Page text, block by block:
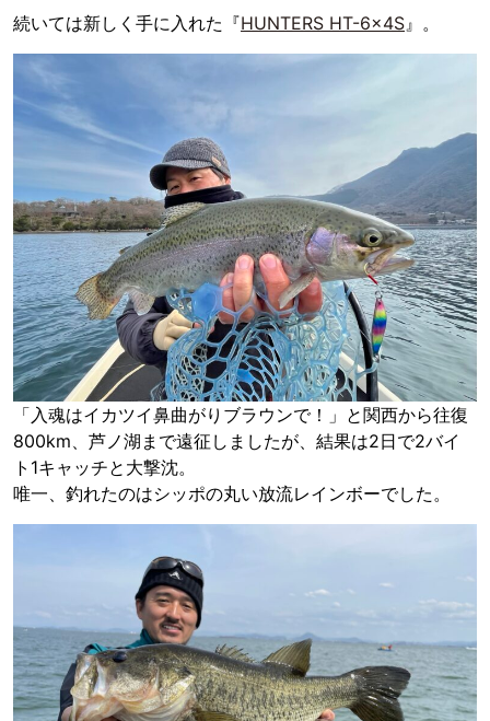
続いては新しく手に入れた『HUNTERS HT-6x4S』。
「入魂はイカツイ鼻曲がりブラウンで！」と関西から往復
800km、芦ノ湖まで遠征しましたが、結果は2日で2バイ
ト1キャッチと大撃沈。
唯一、釣れたのはシッポの丸い放流レインボーでした。